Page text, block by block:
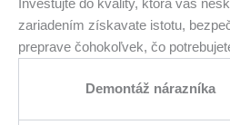
Investujte do kvality, ktorá vás
zariadením získavate istotu,
preprave čohokoľvek, čo
Demontáž nárazníka